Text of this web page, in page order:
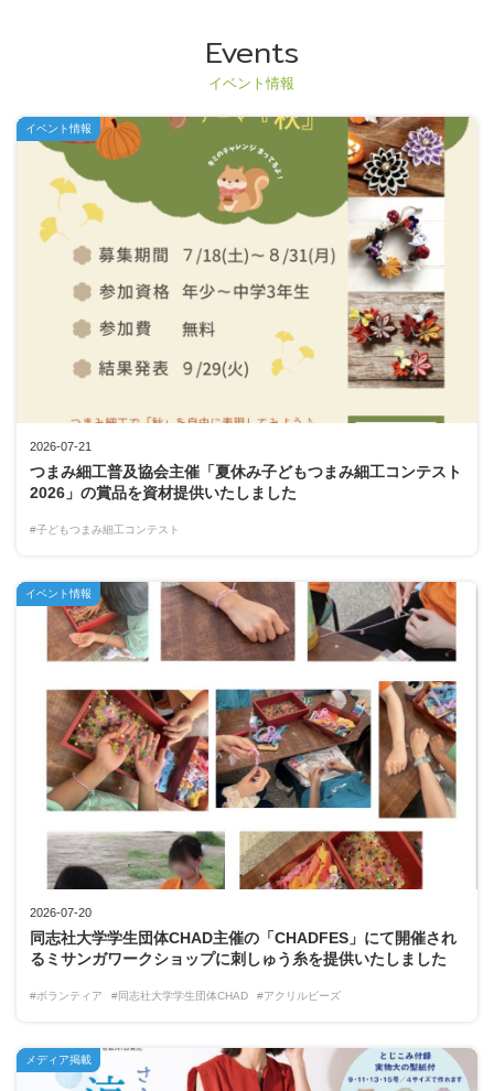
Events
イベント情報
2026-07-21
つまみ細工普及協会主催「夏休み子どもつまみ細工コンテスト
2026」の賞品を資材提供いたしました
#子どもつまみ細工コンテスト
イベント情報
2026-07-20
同志社大学学生団体CHAD主催の「CHADFES」にて開催され
るミサンガワークショップに刺しゅう糸を提供いたしました
#ボランティア #同志社大学学生団体CHAD #アクリルビーズ
イベント情報
メディア掲載